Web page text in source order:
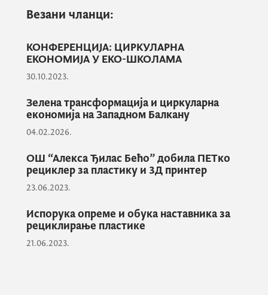
Стеван Милићевић из фирме 3Д соба је
присутним члановима тима извршио
практичну обуку о коришћењу ПЕТко
рециклера и његовим предностима у
активностима.
Везани чланци:
КОНФЕРЕНЦИЈА: ЦИРКУЛАРНА
ЕКОНОМИЈА У ЕКО-ШКОЛАМА
30.10.2023.
Зелена трансформација и циркуларна
економија на Западном Балкану
04.02.2026.
ОШ “Алекса Ђилас Бећо” добила ПЕТко
рециклер за пластику и 3Д принтер
23.06.2023.
Испорука опреме и обука наставника за
рециклирање пластике
21.06.2023.